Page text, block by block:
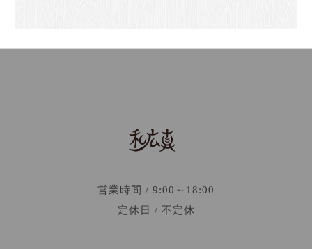
営業時間 / 9:00～18:00
定休日 / 不定休